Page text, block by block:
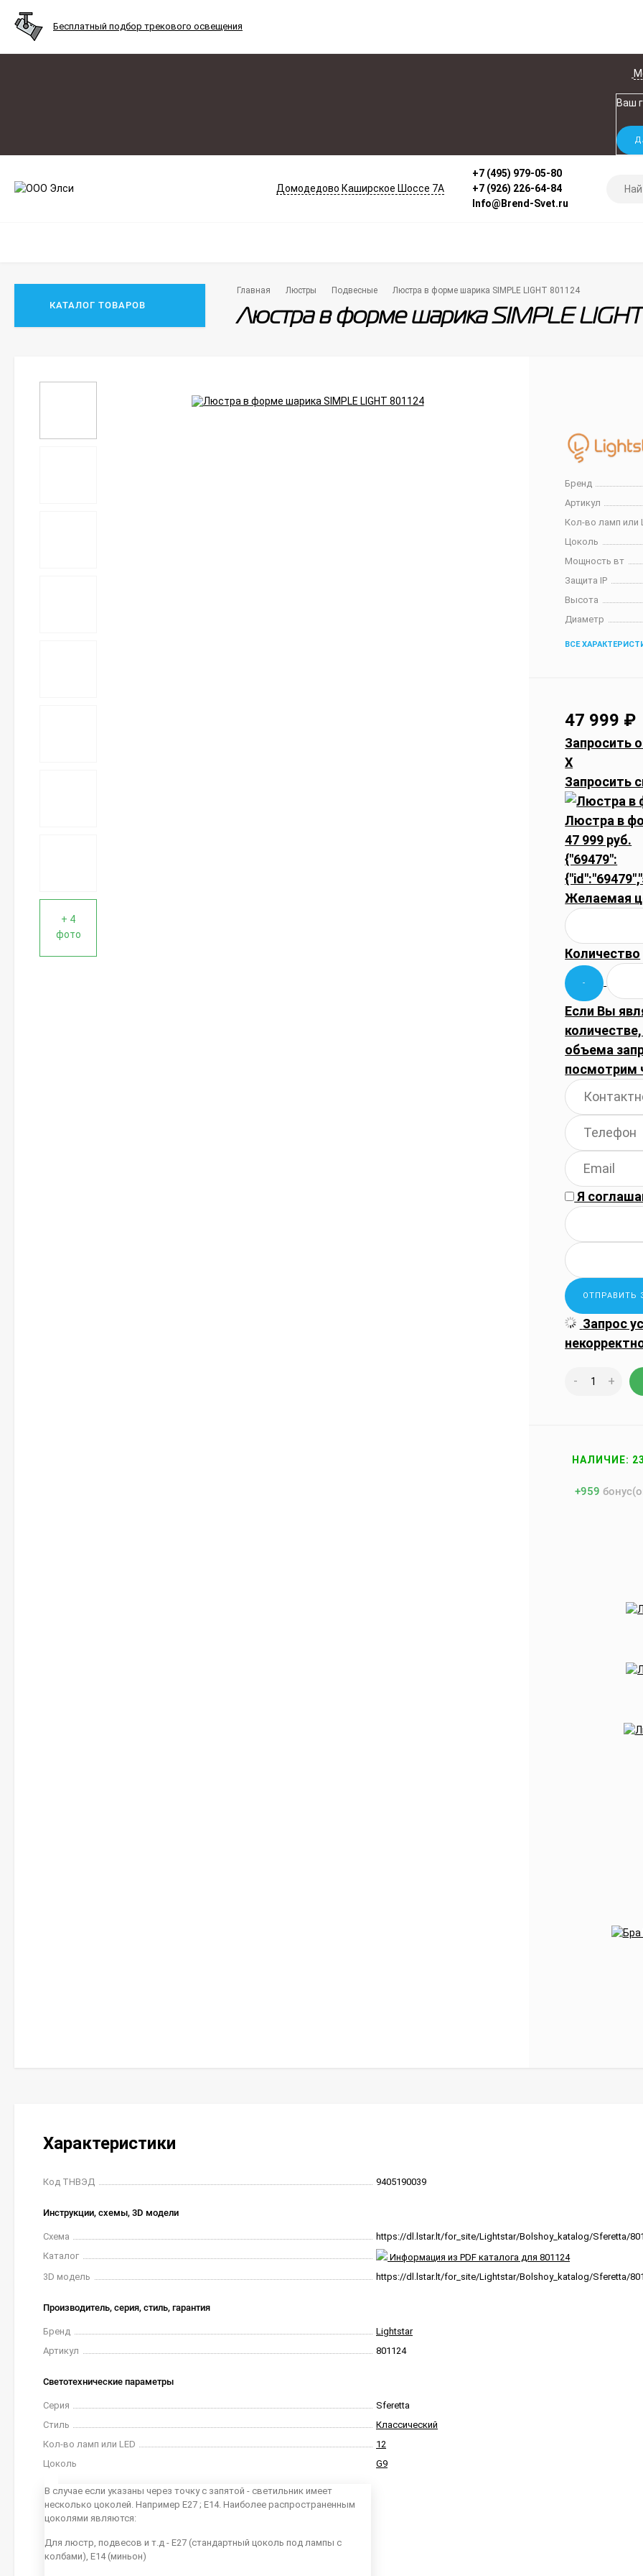
Бесплатный подбор трекового освещения
Ваш
Домодедово Каширское Шоссе 7А
+7 (495) 979-05-80
+7 (926) 226-64-84
Info@Brend-Svet.ru
КАТАЛОГ ТОВАРОВ
Главная Люстры Подвесные Люстра в форме шарика SIMPLE LIGHT 801124
Люстра в форме шарика SIMPLE LIGHT
+ 4
фото
Бренд
Артикул
Кол-во ламп или
Цоколь
Мощность вт
Защита IP
Высота
Диаметр
ВСЕ
47 999 ₽
Запросить
X
Запросить
Люстра в
47 999 руб.
{"69479":
Желаемая
Количество
Если Вы
объема
посмотрим
Я
Запрос
- +
НАЛИЧИЕ:
+959
Характеристики
Код ТНВЭД 9405190039
Инструкции, схемы, 3D модели
Схема
https://dl.lstar.lt/for_site/Lightstar/Bolshoy_katalog/Sferetta/
Каталог
Информация из PDF каталога для 801124
3D модель
https://dl.lstar.lt/for_site/Lightstar/Bolshoy_katalog/Sferetta/
Производитель, серия, стиль, гарантия
Бренд
Lightstar
Артикул
801124
Светотехнические параметры
Серия
Sferetta
Стиль
Классический
Кол-во ламп или LED
12
Цоколь
В случае если указаны через точку с запятой - светильник имеет
несколько цоколей. Например E27 ; E14. Наиболее распространенным
цоколями являются:
Для люстр, подвесов и т.д - E27 (стандартный цоколь под лампы с
колбами), E14 (миньон)
G9